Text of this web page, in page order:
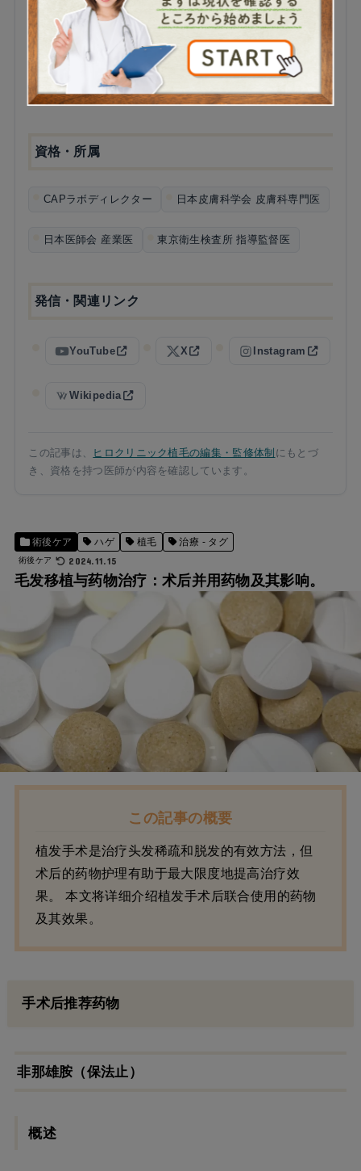
2008年 ヒロ皮フ形成クリニック 開業
2009年 医療法人社団福美会 理事長
2015年 医療法人社団福美会 理事
資格・所属
CAPラボディレクター 日本皮膚科学会 皮膚科専門医
日本医師会 産業医 東京衛生検査所 指導監督医
発信・関連リンク
YouTube X Instagram
Wikipedia
この記事は、 ヒロクリニック植毛の編集・監修体制 にもとづ
き、資格を持つ医師が内容を確認しています。
術後ケア ハゲ 植毛 治療 - タグ
術後ケア 2024.11.15
毛发移植与药物治疗：术后并用药物及其影响。
この記事の概要
植发手术是治疗头发稀疏和脱发的有效方法，但
术后的药物护理有助于最大限度地提高治疗效
果。 本文将详细介绍植发手术后联合使用的药物
及其效果。
手术后推荐药物
非那雄胺（保法止）
概述